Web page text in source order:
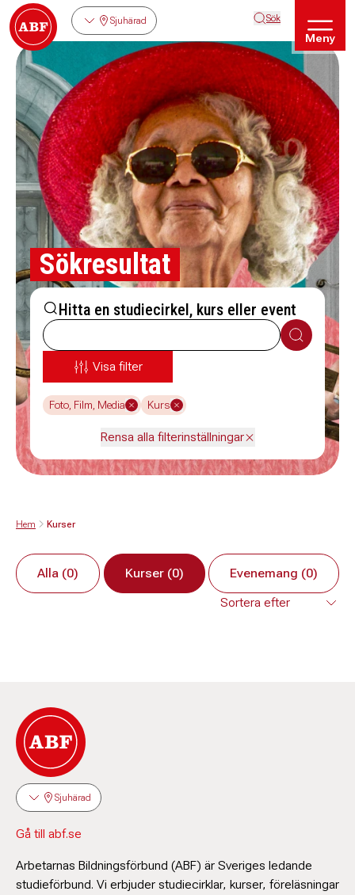
Sjuhärad Sök
Meny
Sökresultat
Hitta en studiecirkel, kurs eller event
Sök
Visa filter
Foto, Film, Media Kurs
Rensa alla filterinställningar
Hem Kurser
Alla (0) Kurser (0) Evenemang (0)
Sjuhärad
Gå till abf.se
Arbetarnas Bildningsförbund (ABF) är Sveriges ledande
studieförbund. Vi erbjuder studiecirklar, kurser, föreläsningar